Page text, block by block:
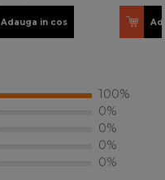
Adauga in cos
100%
0%
0%
0%
0%